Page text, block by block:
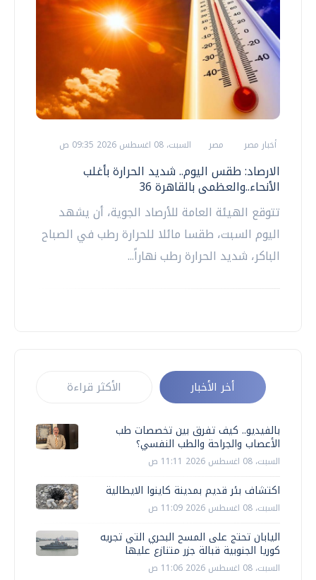
أخبار مصر مصر السبت، 08 اغسطس 2026 09:35 ص
الارصاد: طقس اليوم.. شديد الحرارة بأغلب
الأنحاء..والعظمى بالقاهرة 36
تتوقع الهيئة العامة للأرصاد الجوية، أن يشهد
اليوم السبت، طقسا مائلا للحرارة رطب في الصباح
الباكر، شديد الحرارة رطب نهاراً...
أخر الأخبار الأكثر قراءة
بالفيديو.. كيف تفرق بين تخصصات طب
الأعصاب والجراحة والطب النفسي؟
السبت، 08 اغسطس 2026 11:11 ص
اكتشاف بئر قديم بمدينة كاينوا الايطالية
السبت، 08 اغسطس 2026 11:09 ص
اليابان تحتج على المسح البحري التي تجريه
كوريا الجنوبية قبالة جزر متنازع عليها
السبت، 08 اغسطس 2026 11:06 ص